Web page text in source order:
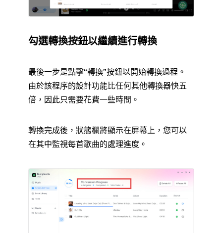
勾選轉換按鈕以繼續進行轉換
最後一步是點擊“轉換”按鈕以開始轉換過程。
由於該程序的設計功能比任何其他轉換器快五
倍，因此只需要花費一些時間。
轉換完成後，狀態欄將顯示在屏幕上，您可以
在其中監視每首歌曲的處理進度。